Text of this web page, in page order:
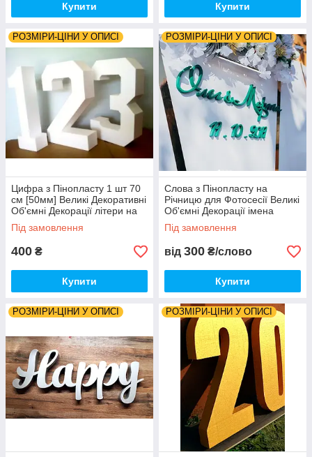
Купити Купити
РОЗМІРИ-ЦІНИ У ОПИСІ
Цифра з Пінопласту 1 шт 70
см [50мм] Великі Декоративні
Об'ємні Декорації літери на
весілля слова з пінопласту
Під замовлення
400 ₴
Купити
РОЗМІРИ-ЦІНИ У ОПИСІ
Слова з Пінопласту на
Річницю для Фотосесії Великі
Об'ємні Декорації імена
декор фотозоны Річницю
Під замовлення
від 300 ₴/слово
Купити
РОЗМІРИ-ЦІНИ У ОПИСІ РОЗМІРИ-ЦІНИ У ОПИСІ